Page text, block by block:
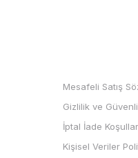
Mesafeli Satış
Gizlilik ve
İptal İade
Kişisel Veriler